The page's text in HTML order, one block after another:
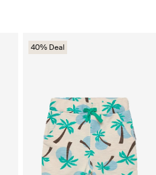
40% Deal